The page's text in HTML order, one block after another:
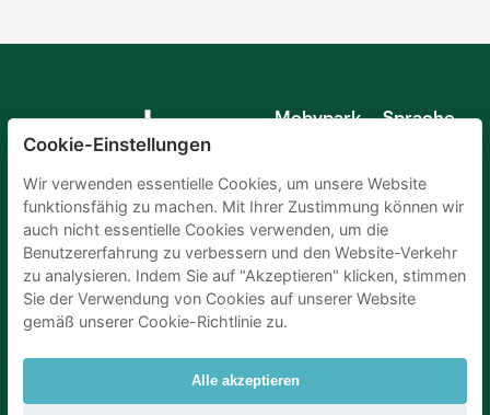
Mobypark
Sprache
Spanisch
Französisch
Italienisch
Niederländisch
Cookie-Einstellungen
Wir verwenden essentielle Cookies, um unsere Website
funktionsfähig zu machen. Mit Ihrer Zustimmung können wir
auch nicht essentielle Cookies verwenden, um die
Benutzererfahrung zu verbessern und den Website-Verkehr
zu analysieren. Indem Sie auf "Akzeptieren" klicken, stimmen
Sie der Verwendung von Cookies auf unserer Website
gemäß unserer Cookie-Richtlinie zu.
Alle akzeptieren